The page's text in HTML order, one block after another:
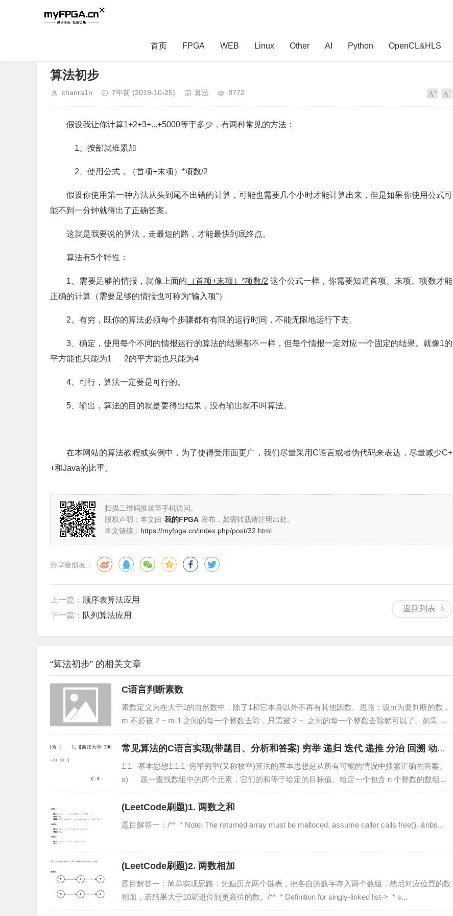
首页 FPGA WEB Linux Other AI Python OpenCL&HLS
算法初步
chanra1n 7年前 (2019-10-25) 算法 8772
假设我让你计算1+2+3+...+5000等于多少，有两种常见的方法：
1、按部就班累加
2、使用公式，（首项+末项）*项数/2
假设你使用第一种方法从头到尾不出错的计算，可能也需要几个小时才能计算出来，但是如果你使用公式可
能不到一分钟就得出了正确答案。
这就是我要说的算法，走最短的路，才能最快到底终点。
算法有5个特性：
1、需要足够的情报，就像上面的 （首项+末项）*项数/2 这个公式一样，你需要知道首项、末项、项数才能
正确的计算（需要足够的情报也可称为“输入项”）
2、有穷，既你的算法必须每个步骤都有有限的运行时间，不能无限地运行下去。
3、确定，使用每个不同的情报运行的算法的结果都不一样，但每个情报一定对应一个固定的结果。就像1的
平方能也只能为1 2的平方能也只能为4
4、可行，算法一定要是可行的。
5、输出，算法的目的就是要得出结果，没有输出就不叫算法。
在本网站的算法教程或实例中，为了使得受用面更广，我们尽量采用C语言或者伪代码来表达，尽量减少C+
+和Java的比重。
扫描二维码推送至手机访问。
版权声明：本文由 我的FPGA 发布，如需转载请注明出处。
本文链接： https://myfpga.cn/index.php/post/32.html
分享给朋友：
返回列表
上一篇： 顺序表算法应用
下一篇： 队列算法应用
“算法初步” 的相关文章
C语言判断素数
素数定义为在大于1的自然数中，除了1和它本身以外不再有其他因数。思路：设m为要判断的数，
m 不必被 2 ~ m-1 之间的每一个整数去除，只需被 2 ~ 之间的每一个整数去除就可以了。如果 m
不能被 2 ~ 间任一整数整除，m 必定是素数。例如判别 17...
常见算法的C语言实现(带题目、分析和答案) 穷举 递归 迭代 递推 分治 回溯 动态
规划 贪心
1.1 基本思想1.1.1 穷举穷举(又称枚举)算法的基本思想是从所有可能的情况中搜索正确的答案。
a) 题一查找数组中的两个元素，它们的和等于给定的目标值。给定一个包含 n 个整数的数组和
一个目标值，找出...
(LeetCode刷题)1. 两数之和
题目解答一：/** * Note: The returned array must be malloced, assume caller calls free(). &nbs...
(LeetCode刷题)2. 两数相加
题目解答一：简单实现思路：先遍历完两个链表，把各自的数字存入两个数组，然后对应位置的数
相加，若结果大于10就进位到更高位的数。/** * Definition for singly-linked list-> * s...